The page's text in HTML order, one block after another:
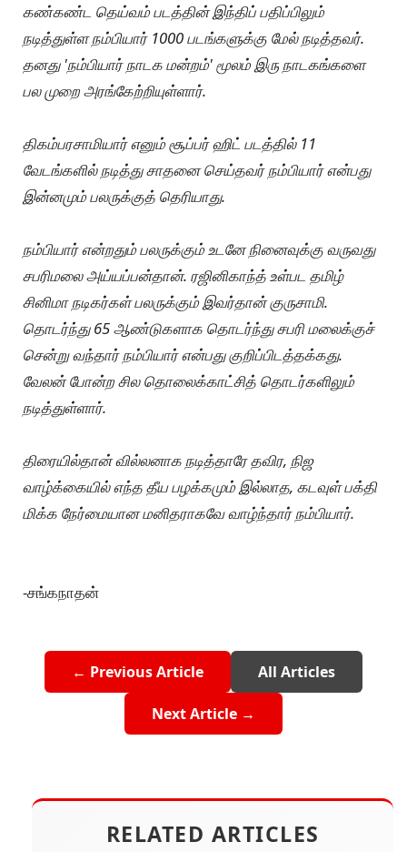
கண்கண்ட தெய்வம் படத்தின் இந்திப் பதிப்பிலும்
நடித்துள்ள நம்பியார் 1000 படங்களுக்கு மேல் நடித்தவர்.
தனது 'நம்பியார் நாடக மன்றம்' மூலம் இரு நாடகங்களை
பல முறை அரங்கேற்றியுள்ளார்.
திகம்பரசாமியார் எனும் சூப்பர் ஹிட் படத்தில் 11
வேடங்களில் நடித்து சாதனை செய்தவர் நம்பியார் என்பது
இன்னமும் பலருக்குத் தெரியாது.
நம்பியார் என்றதும் பலருக்கும் உடனே நினைவுக்கு வருவது
சபரிமலை அய்யப்பன்தான். ரஜினிகாந்த் உள்பட தமிழ்
சினிமா நடிகர்கள் பலருக்கும் இவர்தான் குருசாமி.
தொடர்ந்து 65 ஆண்டுகளாக தொடர்ந்து சபரி மலைக்குச்
சென்று வந்தார் நம்பியார் என்பது குறிப்பிடத்தக்கது.
வேலன் போன்ற சில தொலைக்காட்சித் தொடர்களிலும்
நடித்துள்ளார்.
திரையில்தான் வில்லனாக நடித்தாரே தவிர, நிஜ
வாழ்க்கையில் எந்த தீய பழக்கமும் இல்லாத, கடவுள் பக்தி
மிக்க நேர்மையான மனிதராகவே வாழ்ந்தார் நம்பியார்.
-சங்கநாதன்
← Previous Article All Articles
Next Article →
RELATED ARTICLES